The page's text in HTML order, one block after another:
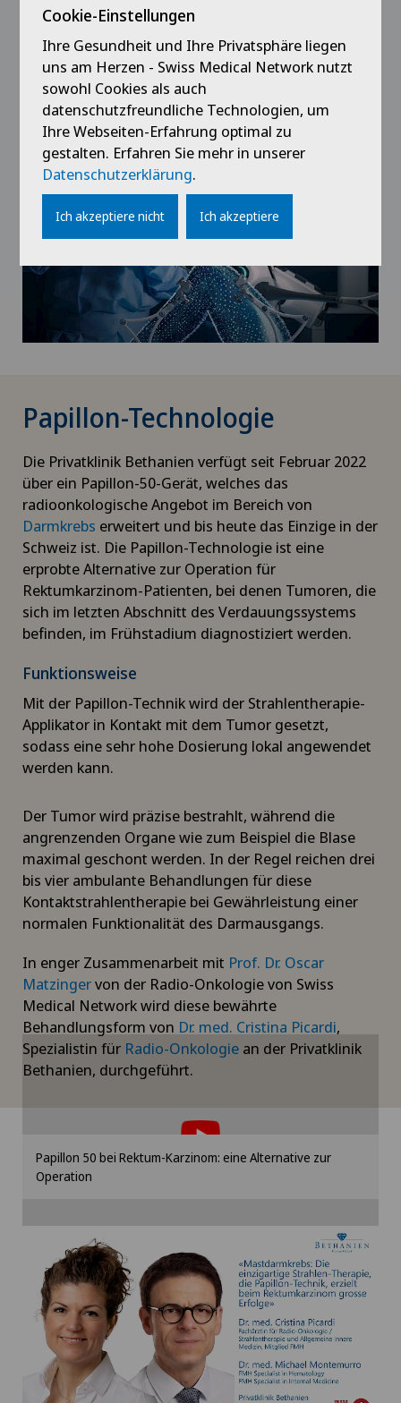
Papillon-Technologie
Die Privatklinik Bethanien verfügt seit Februar 2022
über ein Papillon-50-Gerät, welches das
radioonkologische Angebot im Bereich von
Darmkrebs erweitert und bis heute das Einzige in der
Schweiz ist. Die Papillon-Technologie ist eine
erprobte Alternative zur Operation für
Rektumkarzinom-Patienten, bei denen Tumoren, die
sich im letzten Abschnitt des Verdauungssystems
befinden, im Frühstadium diagnostiziert werden.
Funktionsweise
Mit der Papillon-Technik wird der Strahlentherapie-
Applikator in Kontakt mit dem Tumor gesetzt,
sodass eine sehr hohe Dosierung lokal angewendet
werden kann.
Der Tumor wird präzise bestrahlt, während die
angrenzenden Organe wie zum Beispiel die Blase
maximal geschont werden. In der Regel reichen drei
bis vier ambulante Behandlungen für diese
Kontaktstrahlentherapie bei Gewährleistung einer
normalen Funktionalität des Darmausgangs.
In enger Zusammenarbeit mit Prof. Dr. Oscar
Matzingervon der Radio-Onkologie von Swiss
Medical Network wird diese bewährte
Behandlungsform von Dr. med. Cristina Picardi,
Spezialistin für Radio-Onkologie an der Privatklinik
Bethanien, durchgeführt.
Um Ihnen diesen Inhalt anzeigen zu können,
zustimmen.
Bitte aktivieren Sie die entsprechende Option in
Papillon 50 bei Rektum-Karzinom: eine Alternative zur
Operation
Cookie-Einstellungen
Ihre Gesundheit und Ihre Privatsphäre liegen
uns am Herzen - Swiss Medical Network nutzt
sowohl Cookies als auch
datenschutzfreundliche Technologien, um
Ihre Webseiten-Erfahrung optimal zu
gestalten. Erfahren Sie mehr in unserer
Datenschutzerklärung.
Ich akzeptiere nicht Ich akzeptiere